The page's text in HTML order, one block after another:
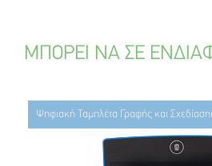
ΜΠΟΡΕΙ ΝΑ ΣΕ
Ψηφιακή Ταμπλέτα Γραφής και